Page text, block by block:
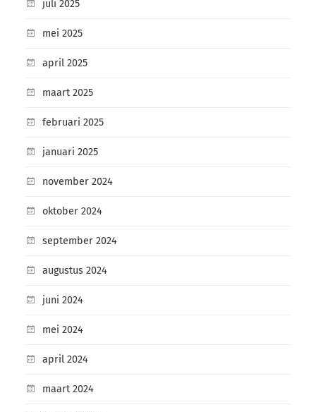
juli 2025
mei 2025
april 2025
maart 2025
februari 2025
januari 2025
november 2024
oktober 2024
september 2024
augustus 2024
juni 2024
mei 2024
april 2024
maart 2024